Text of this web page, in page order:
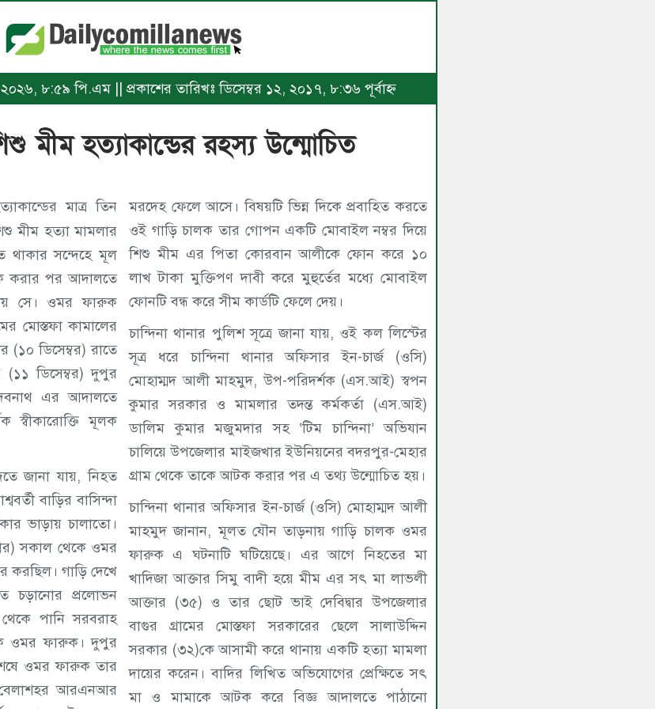
২০২৬, ৮:৫৯ পি.এম || প্রকাশের তারিখঃ ডিসেম্বর ১২, ২০১৭, ৮:৩৬ পূর্বাহ্ণ
মীম হত্যাকান্ডের রহস্য উন্মোচিত
মাত্র তিন
মীম হত্যা মামলার
থাকার সন্দেহে মূল
পর আদালতে
সে। ওমর ফারুক
মোস্তফা কামালের
(১০ ডিসেম্বর) রাতে
ডিসেম্বর) দুপুর
এর আদালতে
স্বীকারোক্তি মূলক
জানা যায়, নিহত
বাড়ির বাসিন্দা
ভাড়ায় চালাতো।
সকাল থেকে ওমর
করছিল। গাড়ি দেখে
চড়ানোর প্রলোভন
পানি সরবরাহ
ওমর ফারুক। দুপুর
ওমর ফারুক তার
বেলাশহর আরএনআর
মরদেহ ফেলে আসে। বিষয়টি ভিন্ন দিকে প্রবাহিত করতে
ওই গাড়ি চালক তার গোপন একটি মোবাইল নম্বর দিয়ে
শিশু মীম এর পিতা কোরবান আলীকে ফোন করে ১০
লাখ টাকা মুক্তিপণ দাবী করে মুহুর্তের মধ্যে মোবাইল
ফোনটি বন্ধ করে সীম কার্ডটি ফেলে দেয়।
চান্দিনা থানার পুলিশ সূত্রে জানা যায়, ওই কল লিস্টের
সূত্র ধরে চান্দিনা থানার অফিসার ইন-চার্জ (ওসি)
মোহাম্মদ আলী মাহমুদ, উপ-পরিদর্শক (এস.আই) স্বপন
কুমার সরকার ও মামলার তদন্ত কর্মকর্তা (এস.আই)
ডালিম কুমার মজুমদার সহ ‘টিম চান্দিনা’ অভিযান
চালিয়ে উপজেলার মাইজখার ইউনিয়নের বদরপুর-মেহার
গ্রাম থেকে তাকে আটক করার পর এ তথ্য উন্মোচিত হয়।
চান্দিনা থানার অফিসার ইন-চার্জ (ওসি) মোহাম্মদ আলী
মাহমুদ জানান, মূলত যৌন তাড়নায় গাড়ি চালক ওমর
ফারুক এ ঘটনাটি ঘটিয়েছে। এর আগে নিহতের মা
খাদিজা আক্তার সিমু বাদী হয়ে মীম এর সৎ মা লাভলী
আক্তার (৩৫) ও তার ছোট ভাই দেবিদ্বার উপজেলার
বাগুর গ্রামের মোস্তফা সরকারের ছেলে সালাউদ্দিন
সরকার (৩২)কে আসামী করে থানায় একটি হত্যা মামলা
দায়ের করেন। বাদির লিখিত অভিযোগের প্রেক্ষিতে সৎ
মা ও মামাকে আটক করে বিজ্ঞ আদালতে পাঠানো